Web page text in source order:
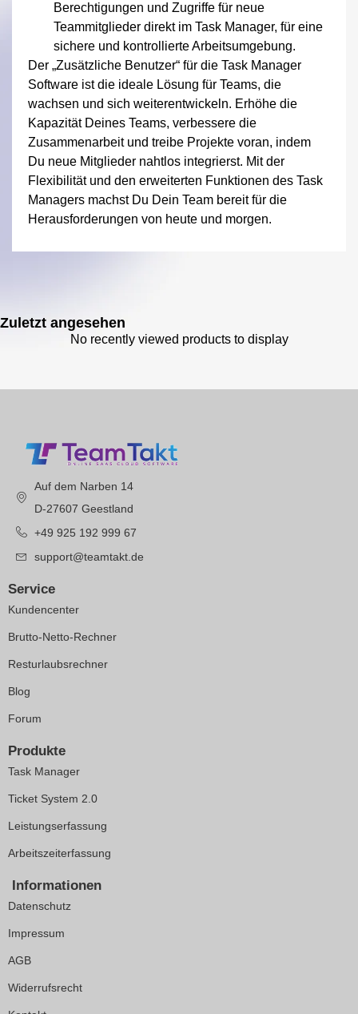
Berechtigungen und Zugriffe für neue
Teammitglieder direkt im Task Manager, für eine
sichere und kontrollierte Arbeitsumgebung.
Der „Zusätzliche Benutzer“ für die Task Manager
Software ist die ideale Lösung für Teams, die
wachsen und sich weiterentwickeln. Erhöhe die
Kapazität Deines Teams, verbessere die
Zusammenarbeit und treibe Projekte voran, indem
Du neue Mitglieder nahtlos integrierst. Mit der
Flexibilität und den erweiterten Funktionen des Task
Managers machst Du Dein Team bereit für die
Herausforderungen von heute und morgen.
Zuletzt angesehen
No recently viewed products to display
Auf dem Narben 14
D-27607 Geestland
+49 925 192 999 67
support@teamtakt.de
Service
Kundencenter
Brutto-Netto-Rechner
Resturlaubsrechner
Blog
Forum
Produkte
Task Manager
Ticket System 2.0
Leistungserfassung
Arbeitszeiterfassung
Informationen
Datenschutz
Impressum
AGB
Widerrufsrecht